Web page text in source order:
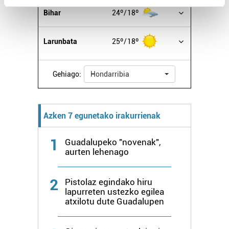
Find out more about how your personal data is processed
Guk eta gure bazkideek zure datu pertsonalak
prozesatzen ditugu, zure IP zenbakia, besteak beste,
teknologia erabiliz, cookieak adibidez, iragarki eta eduki
pertsonalizatuak eskaintzeko, iragarkiak eta edukia
produktuak garatzeko. Zure datuak nork eta zertarako
erabiltzen dituen hauta dezakezu.
Bazkide batzuek ez dizute baimenik eskatzen, eta beren
interes komertzial legitimoetan babesten dira. Ikusi gure
duten interes legitimoa eta horren aurka nola egin
dezakezun ikusteko.
Bihar 24º 18º
Larunbata 25º 18º
Gehiago: Hondarribia
Azken 7 egunetako irakurrienak
1
Guadalupeko "novenak",
aurten lehenago
2
Pistolaz egindako hiru
lapurreten ustezko egilea
atxilotu dute Guadalupen